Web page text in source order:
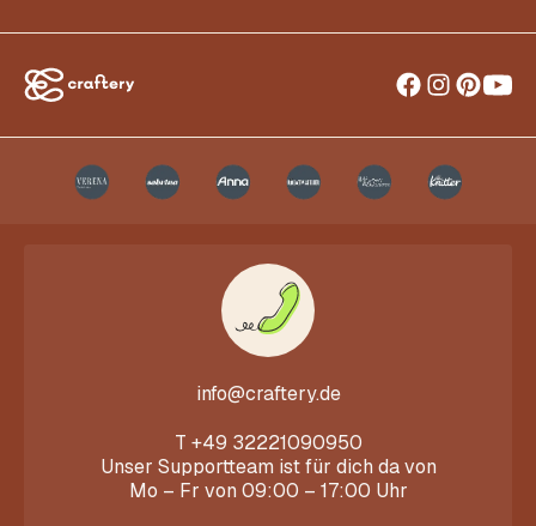
info@craftery.de
T +49 32221090950
Unser Supportteam ist für dich da von
Mo – Fr von 09:00 – 17:00 Uhr